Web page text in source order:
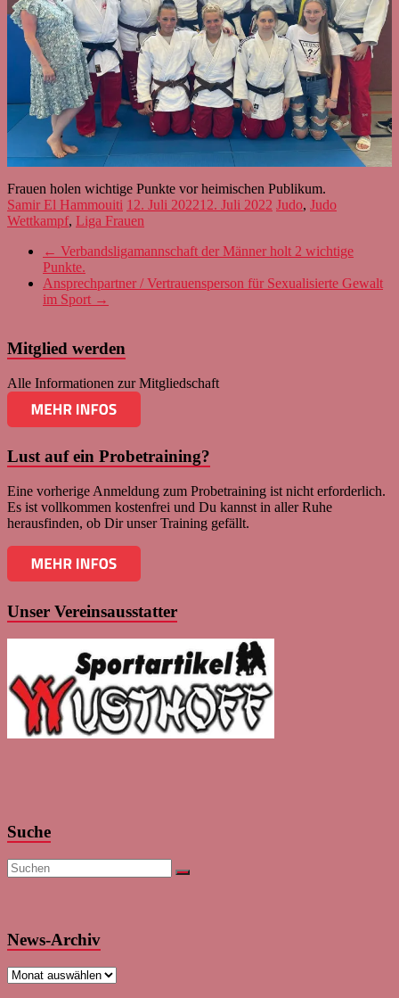
Frauen holen wichtige Punkte vor heimischen Publikum.
Samir El Hammouiti 12. Juli 202212. Juli 2022 Judo, Judo
Wettkampf, Liga Frauen
← Verbandsligamannschaft der Männer holt 2 wichtige
Punkte.
Ansprechpartner / Vertrauensperson für Sexualisierte Gewalt
im Sport →
Mitglied werden
Alle Informationen zur Mitgliedschaft
Lust auf ein Probetraining?
Eine vorherige Anmeldung zum Probetraining ist nicht erforderlich.
Es ist vollkommen kostenfrei und Du kannst in aller Ruhe
herausfinden, ob Dir unser Training gefällt.
Unser Vereinsausstatter
Suche
News-Archiv
News-